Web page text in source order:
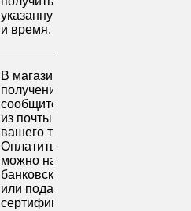
указанную вами дату
и время.
В магазине для
получения заказа
сообщите его номер
из почты или номер
вашего телефона.
Оплатить заказ
можно наличными,
банковской картой
или подарочным
сертификатом.